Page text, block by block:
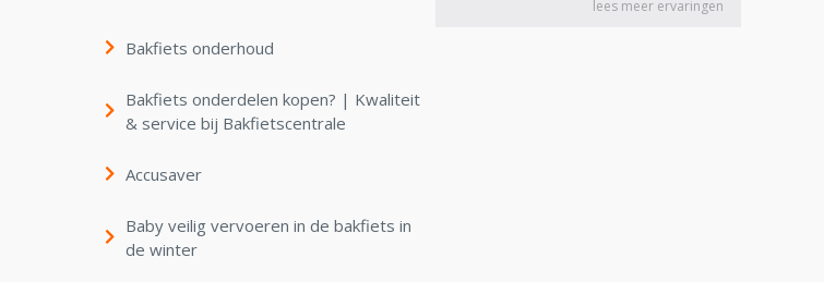
Bakfiets onderhoud
Bakfiets onderdelen kopen? | Kwaliteit
& service bij Bakfietscentrale
Accusaver
Baby veilig vervoeren in de bakfiets in
de winter